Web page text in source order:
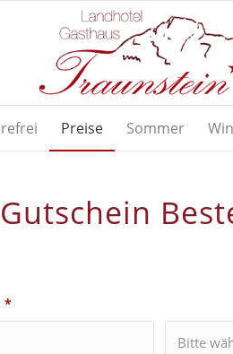
Preise Sommer
Gutschein
*